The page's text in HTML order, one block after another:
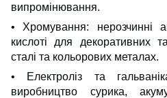
випромінювання.
• Хромування: нерозчинні
кислоті для декоративних
сталі та кольорових металах.
• Електроліз та
виробництво сурика,